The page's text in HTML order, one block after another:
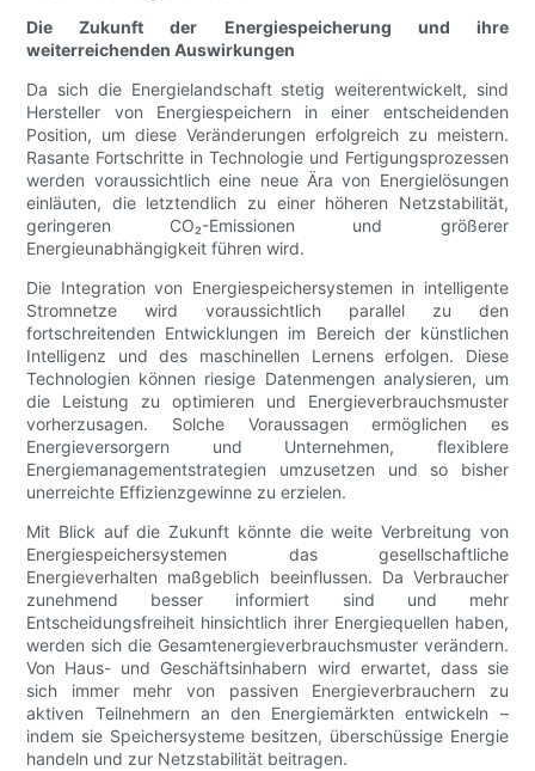
Die Zukunft der Energiespeicherung und ihre
weiterreichenden Auswirkungen
Da sich die Energielandschaft stetig weiterentwickelt, sind
Hersteller von Energiespeichern in einer entscheidenden
Position, um diese Veränderungen erfolgreich zu meistern.
Rasante Fortschritte in Technologie und Fertigungsprozessen
werden voraussichtlich eine neue Ära von Energielösungen
einläuten, die letztendlich zu einer höheren Netzstabilität,
geringeren CO₂-Emissionen und größerer
Energieunabhängigkeit führen wird.
Die Integration von Energiespeichersystemen in intelligente
Stromnetze wird voraussichtlich parallel zu den
fortschreitenden Entwicklungen im Bereich der künstlichen
Intelligenz und des maschinellen Lernens erfolgen. Diese
Technologien können riesige Datenmengen analysieren, um
die Leistung zu optimieren und Energieverbrauchsmuster
vorherzusagen. Solche Voraussagen ermöglichen es
Energieversorgern und Unternehmen, flexiblere
Energiemanagementstrategien umzusetzen und so bisher
unerreichte Effizienzgewinne zu erzielen.
Mit Blick auf die Zukunft könnte die weite Verbreitung von
Energiespeichersystemen das gesellschaftliche
Energieverhalten maßgeblich beeinflussen. Da Verbraucher
zunehmend besser informiert sind und mehr
Entscheidungsfreiheit hinsichtlich ihrer Energiequellen haben,
werden sich die Gesamtenergieverbrauchsmuster verändern.
Von Haus- und Geschäftsinhabern wird erwartet, dass sie
sich immer mehr von passiven Energieverbrauchern zu
aktiven Teilnehmern an den Energiemärkten entwickeln –
indem sie Speichersysteme besitzen, überschüssige Energie
handeln und zur Netzstabilität beitragen.